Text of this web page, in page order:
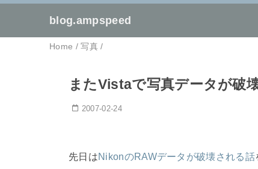
blog.ampspeed
Home /写真 /
またVistaで写真データが破
2007-02-24
先日はNikonのRAWデータが破壊される話